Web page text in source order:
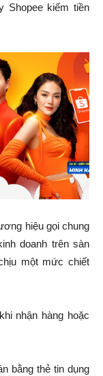
Shopee kiếm tiền
hiệu gọi chung
doanh trên sàn
một mức chiết
nhận hàng hoặc
bằng thẻ tin dụng